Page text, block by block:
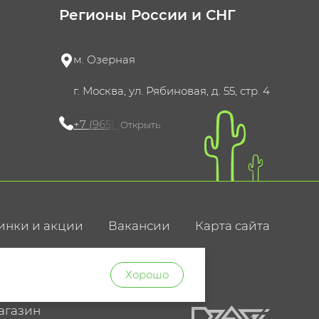
Регионы России и СНГ
м. Озерная
г. Москва, ул. Рябиновая, д. 55, стр. 4
+7 (965) 420-10-10
Открыть
и акции Вакансии Карта сайта
Хорошо